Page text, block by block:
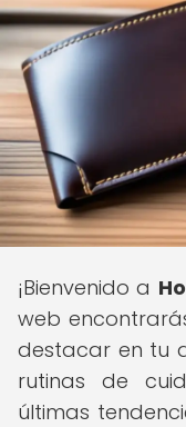
¡Bienvenido a
web
destacar en tu
rutinas de
últimas